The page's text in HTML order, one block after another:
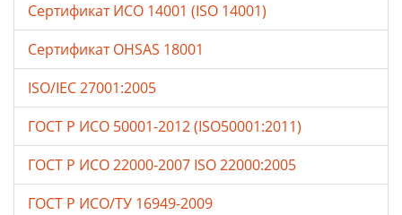
Сертификат ИСО 14001 (ISO 14001)
Сертификат OHSAS 18001
ISO/IEC 27001:2005
ГОСТ Р ИСО 50001-2012 (ISO50001:2011)
ГОСТ Р ИСО 22000-2007 ISO 22000:2005
ГОСТ Р ИСО/ТУ 16949-2009